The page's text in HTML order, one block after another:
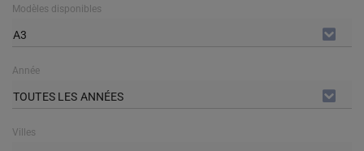
Modèles disponibles
A3
Année
TOUTES LES ANNÉES
Villes